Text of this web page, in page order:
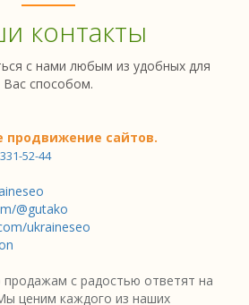
контакты
с нами любым из удобных для
Вас способом.
продвижение сайтов.
52-44
@gutako
ukraineseo
с радостью ответят на
ценим каждого из наших